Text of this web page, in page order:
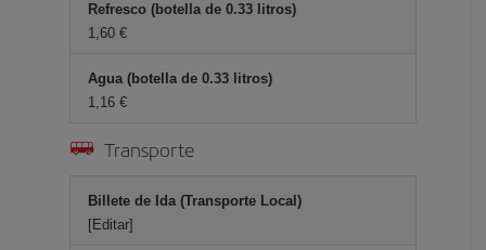
Refresco (botella de 0.33 litros)
1,60 €
Agua (botella de 0.33 litros)
1,16 €
Transporte
Billete de Ida (Transporte Local)
[Editar]